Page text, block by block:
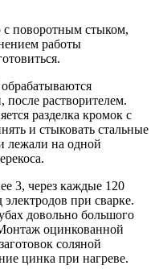
с поворотным стыком,
работы
после растворителем.
разделка кромок с
и стыковать стальные
лежали на одной
3, через каждые 120
при сварке.
довольно большого
оцинкованной
соляной
цинка при нагреве.